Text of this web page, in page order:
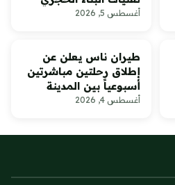
التقليدي
أغسطس 5, 2026
طيران ناس يعلن عن
إطلاق رحلتين مباشرتين
أسبوعياً بين المدينة
المنورة وبروكسل ابتداءً
أغسطس 4, 2026